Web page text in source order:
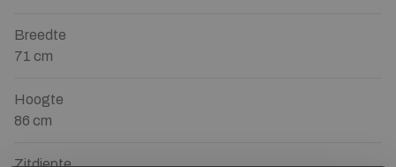
Breedte
71 cm
Hoogte
86 cm
Zitdiepte